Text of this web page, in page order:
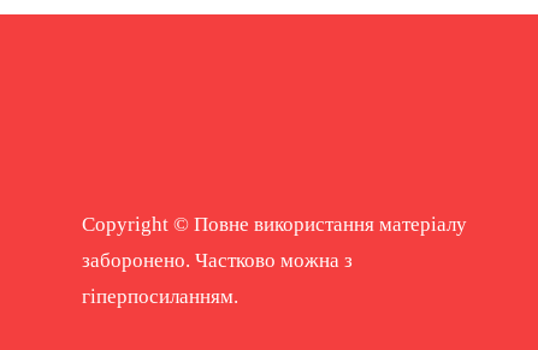
Copyright © Повне використання матеріалу
заборонено. Частково можна з
гіперпосиланням.